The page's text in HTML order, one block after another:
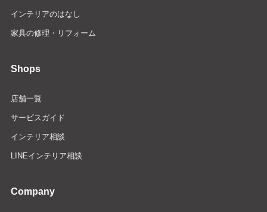
インテリアのはなし
家具の修理・リフォーム
Shops
店舗一覧
サービスガイド
インテリア相談
LINEインテリア相談
Company